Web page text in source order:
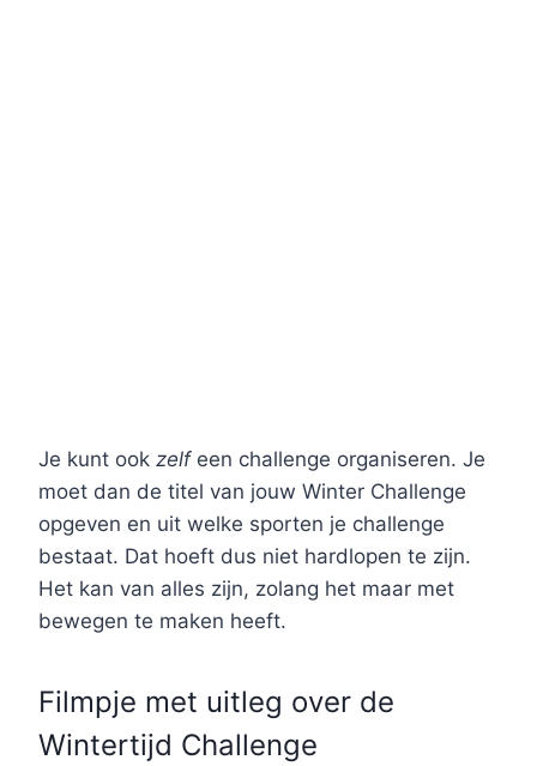
Je kunt ook zelfeen challenge organiseren. Je
moet dan de titel van jouw Winter Challenge
opgeven en uit welke sporten je challenge
bestaat. Dat hoeft dus niet hardlopen te zijn.
Het kan van alles zijn, zolang het maar met
bewegen te maken heeft.
Filmpje met uitleg over de
Wintertijd Challenge